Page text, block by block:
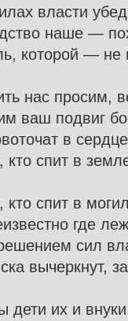
власти
наше —
которой — не
нас просим,
ваш подвиг
в
кто спит в
кто спит в
где
сил
вычеркнут,
дети их и